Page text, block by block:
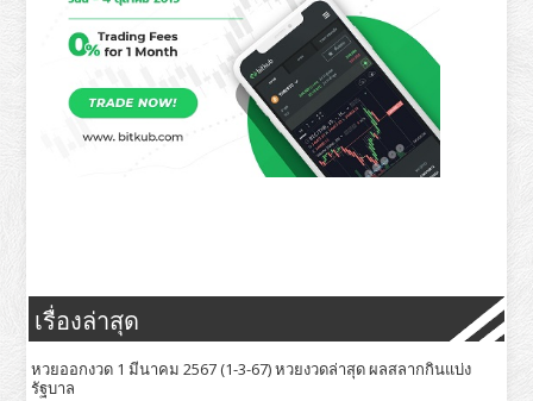
เรื่องล่าสุด
หวยออกงวด 1 มีนาคม 2567 (1-3-67) หวยงวดล่าสุด ผลสลากกินแบ่ง
รัฐบาล